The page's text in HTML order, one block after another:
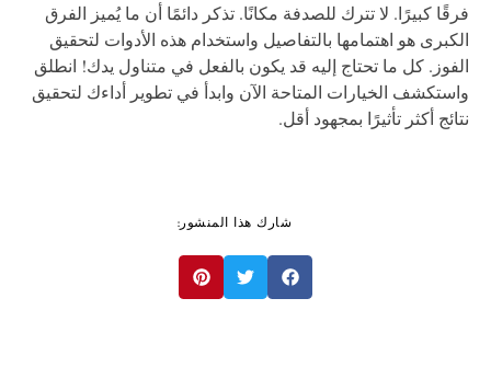
كبيرًا. لا تترك للصدفة مكانًا. تذكر دائمًا أن ما يُميز الفرق
هو اهتمامها بالتفاصيل واستخدام هذه الأدوات لتحقيق
كل ما تحتاج إليه قد يكون بالفعل في متناول يدك! انطلق
الخيارات المتاحة الآن وابدأ في تطوير أداءك لتحقيق
أكثر تأثيرًا بمجهود أقل.
شارك هذا المنشور: